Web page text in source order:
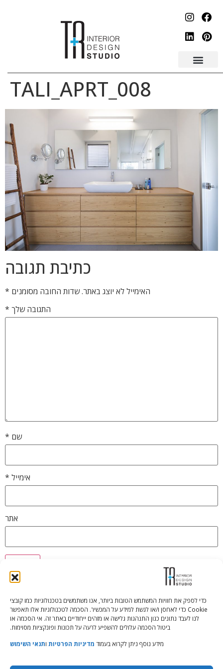
כדי לספק את חוויות המשתמש הטובות ביותר, אנו משתמשים בטכנולוגיות כמו קובצי
Cookie כדי לאחסן ו/או לגשת למידע על המכשיר. הסכמה לטכנולוגיות אלו תאפשר
לנו לעבד נתונים כגון התנהגות גלישה או מזהים ייחודיים באתר זה. אי הסכמה או
ביטול הסכמה עלולים להשפיע לרעה על תכונות ופונקציות מסוימות.
מידע נוסף ניתן לקרוא בעמוד מדיניות הפרטיות ותנאי השימוש
TALI_APRT_008
כתיבת תגובה
האימייל לא יוצג באתר.שדות החובה מסומנים *
התגובה שלך *
שם *
אימייל *
אתר
Tali Shenfeld:052.620.2446
tali@TRstudio.co.il